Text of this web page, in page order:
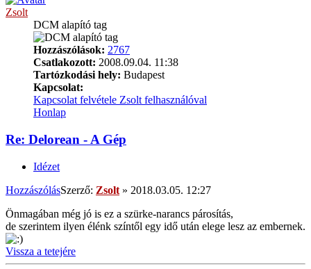
Zsolt
DCM alapító tag
Hozzászólások: 2767
Csatlakozott: 2008.09.04. 11:38
Tartózkodási hely: Budapest
Kapcsolat:
Kapcsolat felvétele Zsolt felhasználóval
Honlap
Re: Delorean - A Gép
Idézet
HozzászólásSzerző: Zsolt » 2018.03.05. 12:27
Önmagában még jó is ez a szürke-narancs párosítás,
de szerintem ilyen élénk színtől egy idő után elege lesz az embernek.
Vissza a tetejére